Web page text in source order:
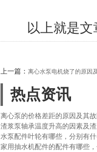
以上就是文章
上一篇： 离心水泵电机烧了的原因
热点资讯
离心泵的价格差距的原因及其
渣浆泵轴承温度升高的因素及
水泵配件叶轮有哪些，分别有
家用抽水机配件的配件有哪些